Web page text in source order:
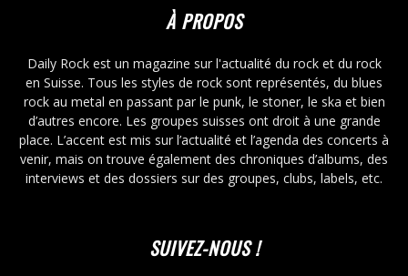
À PROPOS
Daily Rock est un magazine sur l'actualité du rock et du rock
en Suisse. Tous les styles de rock sont représentés, du blues
rock au metal en passant par le punk, le stoner, le ska et bien
d’autres encore. Les groupes suisses ont droit à une grande
place. L’accent est mis sur l’actualité et l’agenda des concerts à
venir, mais on trouve également des chroniques d’albums, des
interviews et des dossiers sur des groupes, clubs, labels, etc.
SUIVEZ-NOUS !